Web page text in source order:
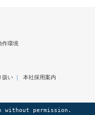
作環境
扱い｜ 本社採用案内
without permission.